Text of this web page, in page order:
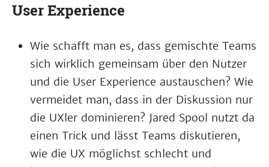
User Experience
Wie schafft man es, dass gemischte Teams
sich wirklich gemeinsam über den Nutzer
und die User Experience austauschen? Wie
vermeidet man, dass in der Diskussion nur
die UXler dominieren? Jared Spool nutzt da
einen Trick und lässt Teams diskutieren,
wie die UX möglichst schlecht und